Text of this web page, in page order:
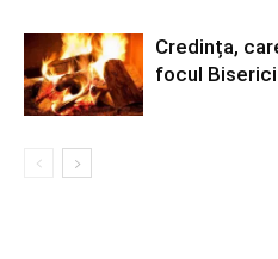
Credința,
focul